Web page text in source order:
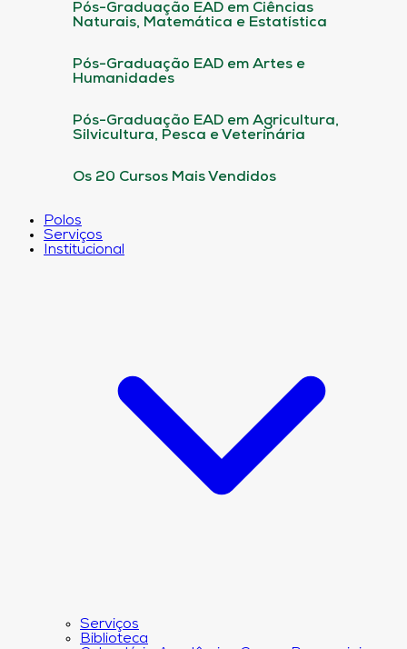
Pós-Graduação EAD em Ciências
Naturais, Matemática e Estatística
Pós-Graduação EAD em Artes e
Humanidades
Pós-Graduação EAD em Agricultura,
Silvicultura, Pesca e Veterinária
Os 20 Cursos Mais Vendidos
Polos
Serviços
Institucional
Serviços
Biblioteca